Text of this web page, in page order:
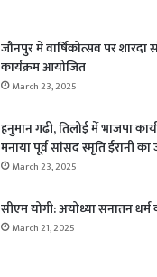
जौनपुर में वार्षिकोत्सव पर
कार्यक्रम आयोजित
March 23, 2025
हनुमान गढ़ी, तिलोई में भाजपा
मनाया पूर्व सांसद स्मृति ईरानी का
March 23, 2025
सीएम योगी: अयोध्या सनातन
March 21, 2025